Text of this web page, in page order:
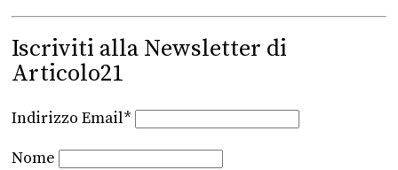
Iscriviti alla Newsletter di
Articolo21
Indirizzo Email*
Nome